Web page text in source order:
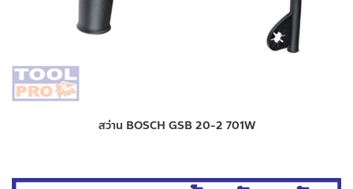
สว่าน BOSCH GSB 20-2 701W